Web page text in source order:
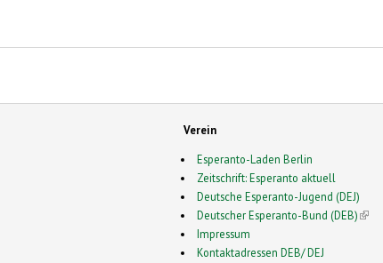
Verein
Esperanto-Laden Berlin
Zeitschrift: Esperanto aktuell
Deutsche Esperanto-Jugend (DEJ)
Deutscher Esperanto-Bund (DEB)(link
Impressum
Kontaktadressen DEB/ DEJ